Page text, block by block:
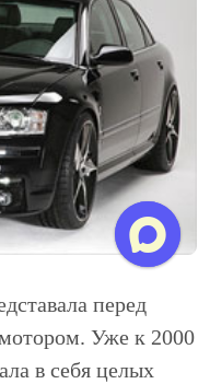
перед
Уже к 2000
в себя целых